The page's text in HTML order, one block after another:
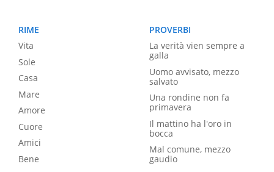
RIME
Vita
Sole
Casa
Mare
Amore
Cuore
Amici
Bene
PROVERBI
La verità vien sempre a
galla
Uomo avvisato, mezzo
salvato
Una rondine non fa
primavera
Il mattino ha l'oro in
bocca
Mal comune, mezzo
gaudio